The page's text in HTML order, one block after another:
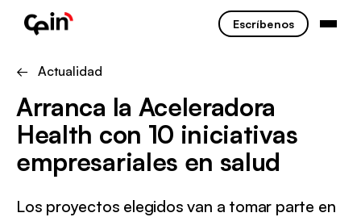
Escríbenos
← Actualidad
Arranca la Aceleradora
Health con 10 iniciativas
empresariales en salud
Los proyectos elegidos van a tomar parte en